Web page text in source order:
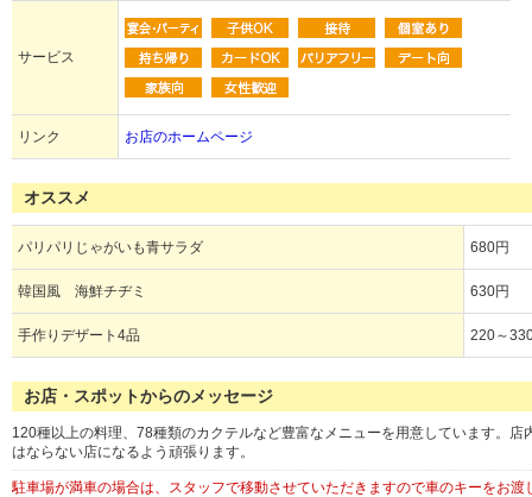
サービス
リンク お店のホームページ
オススメ
パリパリじゃがいも青サラダ 680円
韓国風 海鮮チヂミ 630円
手作りデザート4品 220～
お店・スポットからのメッセージ
120種以上の料理、78種類のカクテルなど豊富なメニューを用意しています。
はならない店になるよう頑張ります。
駐車場が満車の場合は、スタッフで移動させていただきますので車のキーをお